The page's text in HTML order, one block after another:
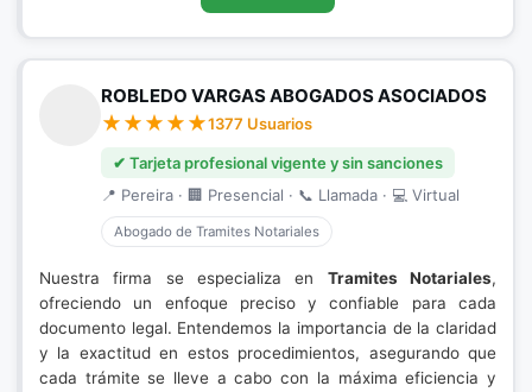
ROBLEDO VARGAS ABOGADOS ASOCIADOS
1377 Usuarios
✔ Tarjeta profesional vigente y sin sanciones
📍 Pereira · 🏢 Presencial · 📞 Llamada · 💻 Virtual
Abogado de Tramites Notariales
Nuestra firma se especializa en Tramites Notariales,
ofreciendo un enfoque preciso y confiable para cada
documento legal. Entendemos la importancia de la claridad
y la exactitud en estos procedimientos, asegurando que
cada trámite se lleve a cabo con la máxima eficiencia y